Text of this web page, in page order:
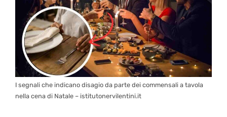
I segnali che indicano disagio da parte dei commensali a tavola
nella cena di Natale – istitutonervilentini.it